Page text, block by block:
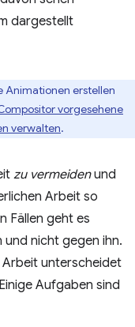
dargestellt
Animationen erstellen
vorgesehene
verwalten.
zu vermeidenund
Arbeit so
Fällen geht es
und nicht gegen ihn.
Arbeit unterscheidet
Aufgaben sind